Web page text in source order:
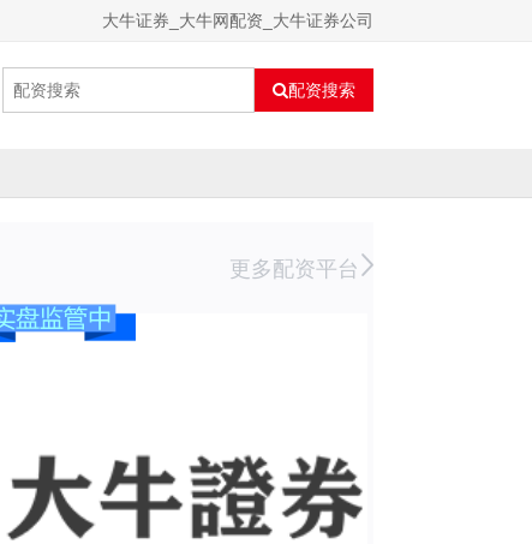
大牛证券_大牛网配资_大牛证券公司
配资搜索
更多配资平台